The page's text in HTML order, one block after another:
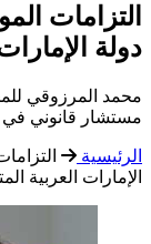
التزامات
دولة
محمد المرزوقي
مستشار قانوني في
الرئيسية
الإمارات العربية